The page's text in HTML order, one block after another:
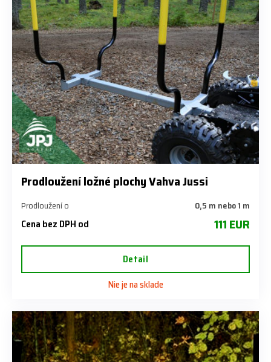
Prodloužení ložné plochy Vahva Jussi
Prodloužení o 0,5 m nebo 1 m
Cena bez DPH od 111 EUR
Detail
Nie je na sklade